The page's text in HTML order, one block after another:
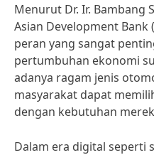
Menurut Dr. Ir. Bambang
Asian Development Bank
peran yang sangat
pertumbuhan ekonomi
adanya ragam jenis
masyarakat dapat
dengan kebutuhan
Dalam era digital seperti